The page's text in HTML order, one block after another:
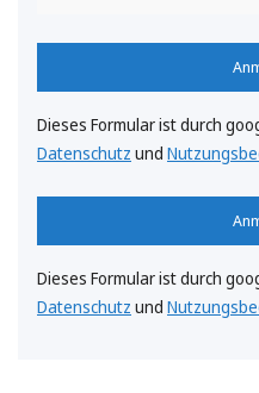
Dieses Formular ist durch
Datenschutz und
Dieses Formular ist durch
Datenschutz und